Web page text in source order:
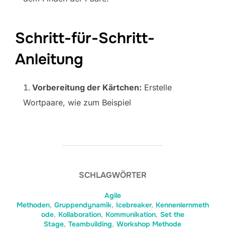
Schritt-für-Schritt-
Anleitung
Vorbereitung der Kärtchen: Erstelle
Wortpaare, wie zum Beispiel
SCHLAGWÖRTER
Agile
Methoden, Gruppendynamik, Icebreaker, Kennenlernmeth
ode, Kollaboration, Kommunikation, Set the
Stage, Teambuilding, Workshop Methode